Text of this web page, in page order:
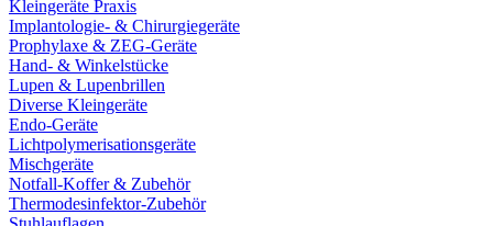
Kleingeräte Praxis
Implantologie- & Chirurgiegeräte
Prophylaxe & ZEG-Geräte
Hand- & Winkelstücke
Lupen & Lupenbrillen
Diverse Kleingeräte
Endo-Geräte
Lichtpolymerisationsgeräte
Mischgeräte
Notfall-Koffer & Zubehör
Thermodesinfektor-Zubehör